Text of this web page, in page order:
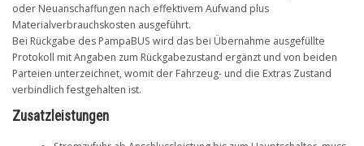
oder Neuanschaffungen nach effektivem Aufwand plus
Materialverbrauchskosten ausgeführt.
Bei Rückgabe des PampaBUS wird das bei Übernahme ausgefüllte
Protokoll mit Angaben zum Rückgabezustand ergänzt und von beiden
Parteien unterzeichnet, womit der Fahrzeug- und die Extras Zustand
verbindlich festgehalten ist.
Zusatzleistungen